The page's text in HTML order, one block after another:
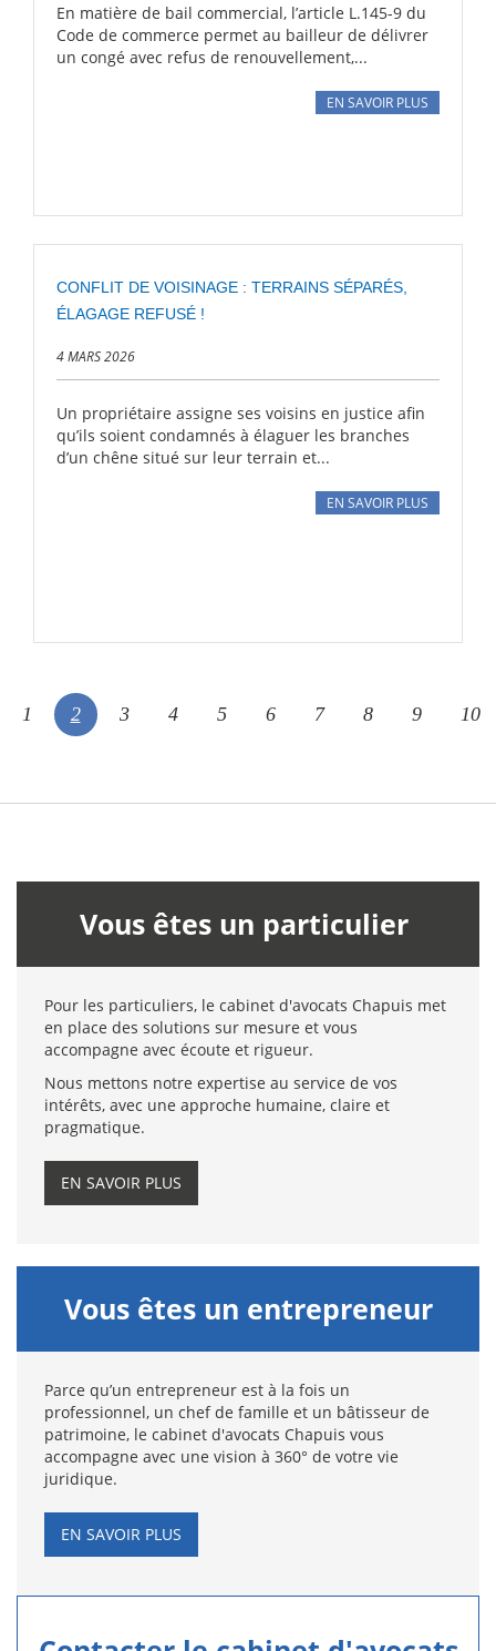
En matière de bail commercial, l’article L.145-9 du
Code de commerce permet au bailleur de délivrer
un congé avec refus de renouvellement,...
EN SAVOIR PLUS
CONFLIT DE VOISINAGE : TERRAINS SÉPARÉS,
ÉLAGAGE REFUSÉ !
4 MARS 2026
Un propriétaire assigne ses voisins en justice afin
qu’ils soient condamnés à élaguer les branches
d’un chêne situé sur leur terrain et...
EN SAVOIR PLUS
1 2 3 4 5 6 7 8 9 10
Vous êtes un particulier
Pour les particuliers, le cabinet d'avocats Chapuis met
en place des solutions sur mesure et vous
accompagne avec écoute et rigueur.
Nous mettons notre expertise au service de vos
intérêts, avec une approche humaine, claire et
pragmatique.
EN SAVOIR PLUS
Vous êtes un entrepreneur
Parce qu’un entrepreneur est à la fois un
professionnel, un chef de famille et un bâtisseur de
patrimoine, le cabinet d'avocats Chapuis vous
accompagne avec une vision à 360° de votre vie
juridique.
EN SAVOIR PLUS